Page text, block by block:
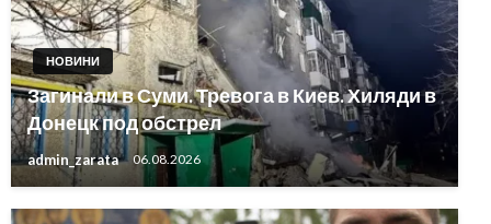
НОВИНИ
Загинали в Суми. Тревога в Киев. Хиляди в
Донецк под обстрел
admin_zarata 06.08.2026